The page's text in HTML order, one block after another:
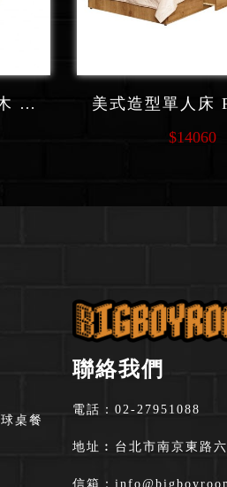
美式復古鄉村造型全實木 單人床架 F30
美式造型單人床
$14060
桌餐
聯絡我們
電話： 02-27951088
地址︰台北市南京東路
信箱：